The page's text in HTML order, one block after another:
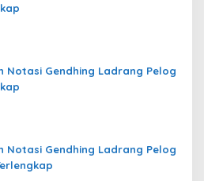
Notasi Gendhing Ladrang Pelog
Notasi Gendhing Ladrang Pelog